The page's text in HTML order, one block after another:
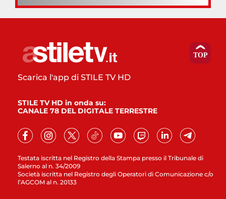
Testata iscritta nel Registro della Stampa presso il Tribunale di
Salerno al n. 34/2009
Società iscritta nel Registro degli Operatori di Comunicazione c/o
l’AGCOM al n. 20133
Scarica l'app di STILE TV HD
STILE TV HD in onda su:
CANALE 78 DEL DIGITALE TERRESTRE